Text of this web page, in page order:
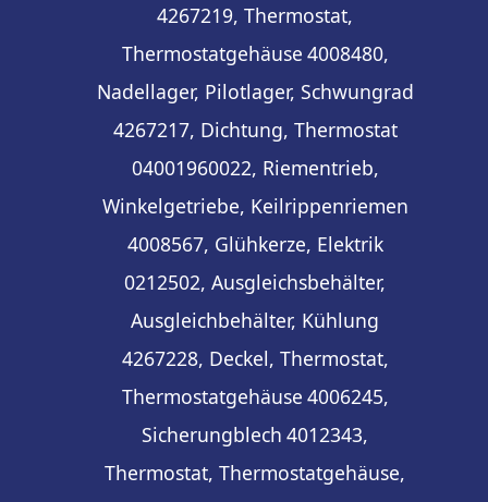
4267219, Thermostat,
Thermostatgehäuse 4008480,
Nadellager, Pilotlager, Schwungrad
4267217, Dichtung, Thermostat
04001960022, Riementrieb,
Winkelgetriebe, Keilrippenriemen
4008567, Glühkerze, Elektrik
0212502, Ausgleichsbehälter,
Ausgleichbehälter, Kühlung
4267228, Deckel, Thermostat,
Thermostatgehäuse 4006245,
Sicherungblech 4012343,
Thermostat, Thermostatgehäuse,